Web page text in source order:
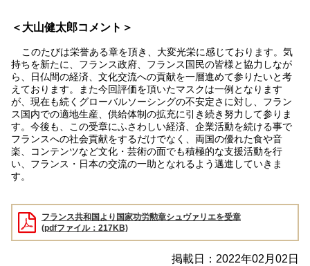
＜大山健太郎コメント＞
このたびは栄誉ある章を頂き、大変光栄に感じております。気
持ちを新たに、フランス政府、フランス国民の皆様と協力しなが
ら、日仏間の経済、文化交流への貢献を一層進めて参りたいと考
えております。また今回評価を頂いたマスクは一例となります
が、現在も続くグローバルソーシングの不安定さに対し、フラン
ス国内での適地生産、供給体制の拡充に引き続き努力して参りま
す。今後も、この受章にふさわしい経済、企業活動を続ける事で
フランスへの社会貢献をするだけでなく、両国の優れた食や音
楽、コンテンツなど文化・芸術の面でも積極的な支援活動を行
い、フランス・日本の交流の一助となれるよう邁進していきま
す。
フランス共和国より国家功労勲章シュヴァリエを受章
(pdfファイル：217KB)
掲載日：2022年02月02日